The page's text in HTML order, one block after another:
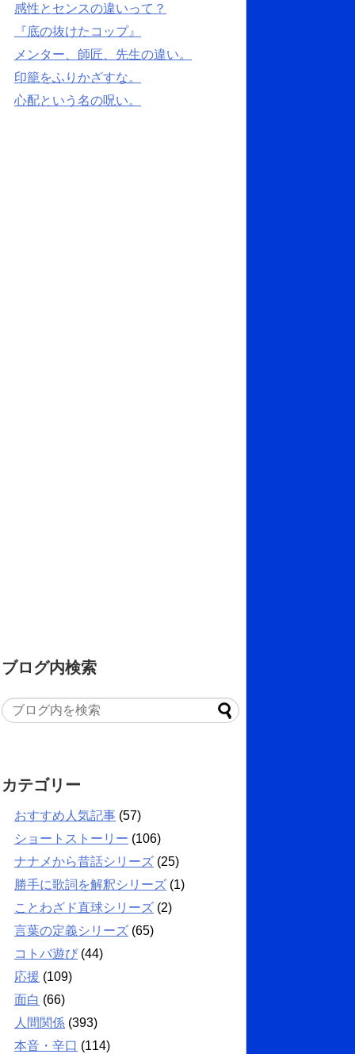
感性とセンスの違いって？
『底の抜けたコップ』
メンター、師匠、先生の違い。
印籠をふりかざすな。
心配という名の呪い。
ブログ内検索
カテゴリー
おすすめ人気記事 (57)
ショートストーリー (106)
ナナメから昔話シリーズ (25)
勝手に歌詞を解釈シリーズ (1)
ことわざド直球シリーズ (2)
言葉の定義シリーズ (65)
コトバ遊び (44)
応援 (109)
面白 (66)
人間関係 (393)
本音・辛口 (114)